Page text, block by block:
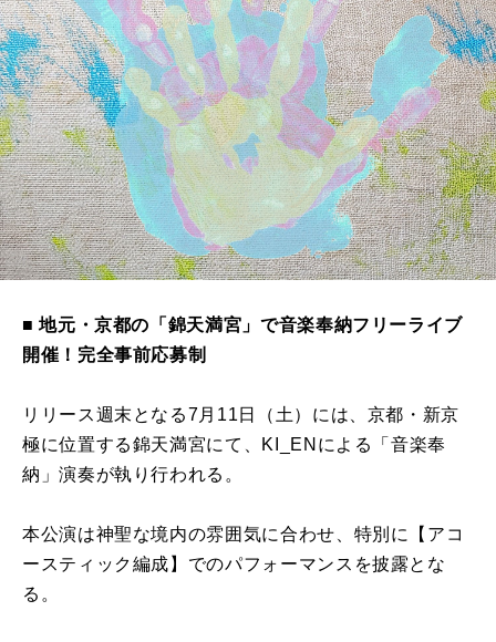
■ 地元・京都の「錦天満宮」で音楽奉納フリーライブ
開催！完全事前応募制
リリース週末となる7月11日（土）には、京都・新京
極に位置する錦天満宮にて、KI_ENによる「音楽奉
納」演奏が執り行われる。
本公演は神聖な境内の雰囲気に合わせ、特別に【アコ
ースティック編成】でのパフォーマンスを披露とな
る。